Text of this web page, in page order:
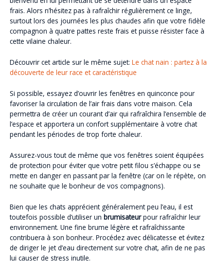
frais. Alors n’hésitez pas à rafraîchir régulièrement ce linge,
surtout lors des journées les plus chaudes afin que votre fidèle
compagnon à quatre pattes reste frais et puisse résister face à
cette vilaine chaleur.
Découvrir cet article sur le même sujet: Le chat nain : partez à la
découverte de leur race et caractéristique
Si possible, essayez d’ouvrir les fenêtres en quinconce pour
favoriser la circulation de l’air frais dans votre maison. Cela
permettra de créer un courant d’air qui rafraîchira l’ensemble de
l’espace et apportera un confort supplémentaire à votre chat
pendant les périodes de trop forte chaleur.
Assurez-vous tout de même que vos fenêtres soient équipées
de protection pour éviter que votre petit filou s’échappe ou se
mette en danger en passant par la fenêtre (car on le répète, on
ne souhaite que le bonheur de vos compagnons).
Bien que les chats apprécient généralement peu l’eau, il est
toutefois possible d’utiliser un brumisateurpour rafraîchir leur
environnement. Une fine brume légère et rafraîchissante
contribuera à son bonheur. Procédez avec délicatesse et évitez
de diriger le jet d’eau directement sur votre chat, afin de ne pas
lui causer de stress inutile.